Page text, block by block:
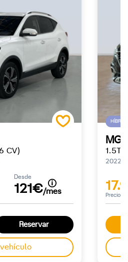
CV)
Desde
121€/mes
Reservar
MG
1.5T-
2022
Precio